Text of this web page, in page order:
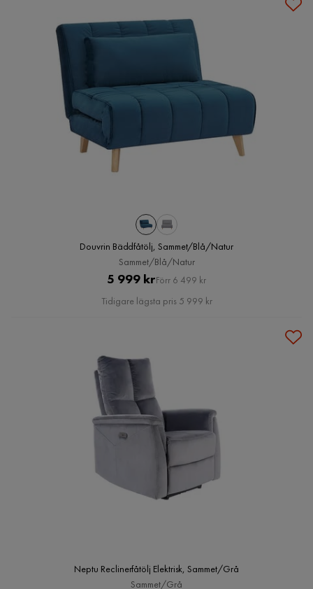
Douvrin Bäddfåtölj, Sammet/Blå/Natur
Sammet/Blå/Natur
Pris
5 999 krOriginal
Pris
Förr 6 499 kr
Tidigare lägsta pris 5 999 kr
Neptu Reclinerfåtölj Elektrisk, Sammet/Grå
Sammet/Grå